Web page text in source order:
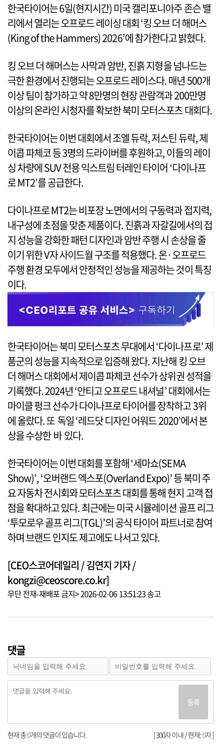
한국타이어는 6일(현지시간) 미국 캘리포니아주 존슨 밸
리에서 열리는 오프로드 레이싱 대회 ‘킹 오브 더 해머스
(King of the Hammers) 2026’에 참가한다고 밝혔다.
킹 오브 더 해머스는 사막과 암반, 진흙 지형을 넘나드는
극한 환경에서 진행되는 오프로드 레이스다. 매년 500개
이상 팀이 참가하고 약 8만명의 현장 관람객과 200만명
이상의 온라인 시청자를 확보한 북미 모터스포츠 대회다.
한국타이어는 이번 대회에서 조엘 듀락, 저스틴 듀락, 제
이콥 파체코 등 3명의 드라이버를 후원하고, 이들의 레이
싱 차량에 SUV 전용 익스트림 터레인 타이어 ‘다이나프
로 MT2’를 공급한다.
다이나프로 MT2는 비포장 노면에서의 구동력과 접지력,
내구성에 초점을 맞춘 제품이다. 진흙과 자갈길에서의 접
지 성능을 강화한 패턴 디자인과 암반 주행 시 손상을 줄
이기 위한 V자 사이드월 구조를 적용했다. 온·오프로드
주행 환경 모두에서 안정적인 성능을 제공하는 것이 특징
이다.
한국타이어는 북미 모터스포츠 무대에서 ‘다이나프로’ 제
품군의 성능을 지속적으로 입증해 왔다. 지난해 킹 오브
더 해머스 대회에서 제이콥 파체코 선수가 상위권 성적을
기록했다. 2024년 ‘안티고 오프로드 내셔널’ 대회에서는
마이클 펑크 선수가 다이나프로 타이어를 장착하고 3위
에 올랐다. 또 독일 ‘레드닷 디자인 어워드 2020’에서 본
상을 수상한 바 있다.
한국타이어는 이번 대회를 포함해 ‘세마쇼(SEMA
Show)’, ‘오버랜드 엑스포(Overland Expo)’ 등 북미 주
요 자동차 전시회와 모터스포츠 대회를 통해 현지 고객 접
점을 확대하고 있다. 최근에는 미국 시뮬레이션 골프 리그
‘투모로우 골프 리그(TGL)’의 공식 타이어 파트너로 참여
하며 브랜드 인지도 제고에도 나서고 있다.
[CEO스코어데일리 / 김연지 기자 /
kongzi@ceoscore.co.kr]
무단 전재-재배포 금지> 2026-02-06 13:51:23 송고
댓글
등록
[ 300자 이내 / 현재:0자 ]
현재 총0개의 댓글이 있습니다.